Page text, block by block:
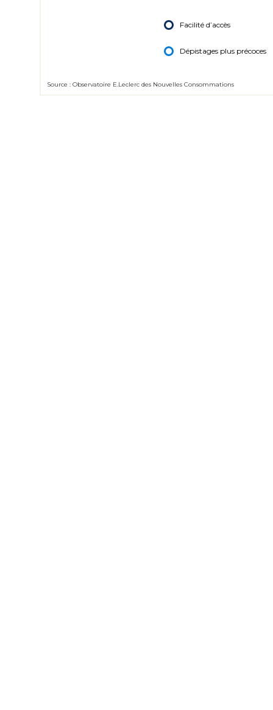
Facilité d’accès
Dépistages plus précoces
Source : Observatoire E.Leclerc des Nouvelles Consommations